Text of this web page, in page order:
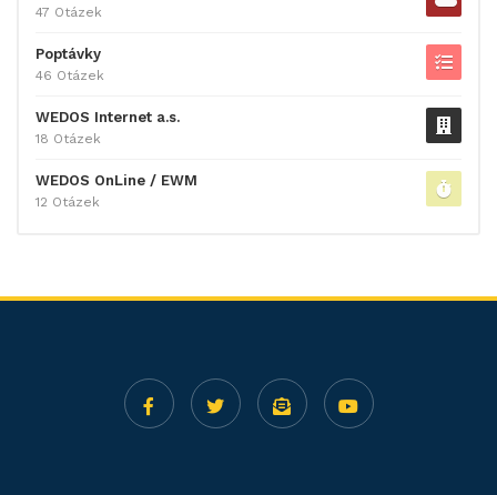
47 Otázek
Poptávky
46 Otázek
WEDOS Internet a.s.
18 Otázek
WEDOS OnLine / EWM
12 Otázek